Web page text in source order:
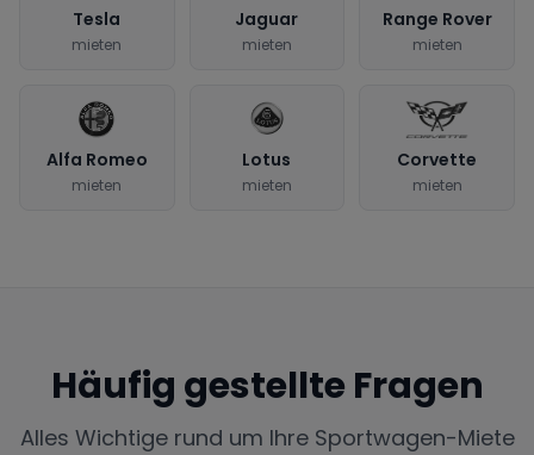
Tesla
mieten
Jaguar
mieten
Range Rover
mieten
Alfa Romeo
mieten
Lotus
mieten
Corvette
mieten
Häufig gestellte Fragen
Alles Wichtige rund um Ihre Sportwagen-Miete